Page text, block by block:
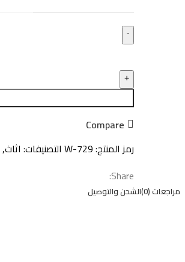
Compare
رمز المنتج:W-729 التصنيفات: اثاث,
Share:
مراجعات (0) الشحن والتوصيل